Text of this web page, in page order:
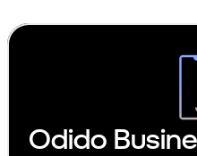
Odido